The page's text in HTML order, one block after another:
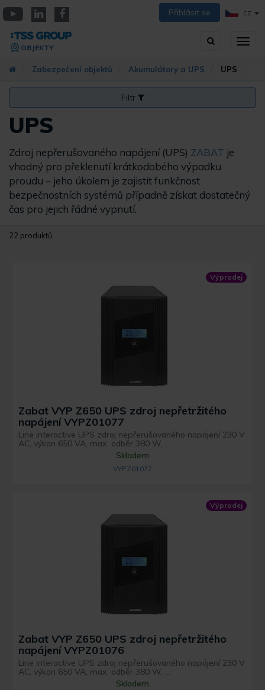
Přejít
k
hlavnímu
obsahu
Přihlásit se CZ
Vyhledávání
OBJEKTY
Zabezpečení objektů Akumulátory a UPS UPS
Filtr
UPS
Zdroj nepřerušovaného napájení (UPS) ZABAT je
vhodný pro překlenutí krátkodobého výpadku
proudu – jeho úkolem je zajistit funkčnost
bezpečnostních systémů případně získat dostatečný
čas pro jejich řádné vypnutí.
22 produktů
Výprodej
Zabat VYP Z650 UPS zdroj nepřetržitého
napájení VYPZ01077
Line interactive UPS zdroj nepřerušovaného napájení 230 V
AC, výkon 650 VA, max. odběr 380 W, ...
Skladem
VYPZ01077
Výprodej
Zabat VYP Z650 UPS zdroj nepřetržitého
napájení VYPZ01076
Line interactive UPS zdroj nepřerušovaného napájení 230 V
AC, výkon 650 VA, max. odběr 380 W, ...
Skladem